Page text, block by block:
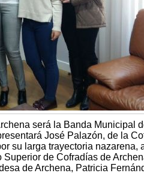
será la Banda Municipal
José Palazón, de la
su larga trayectoria nazarena,
de Cofradías de
de Archena, Patricia